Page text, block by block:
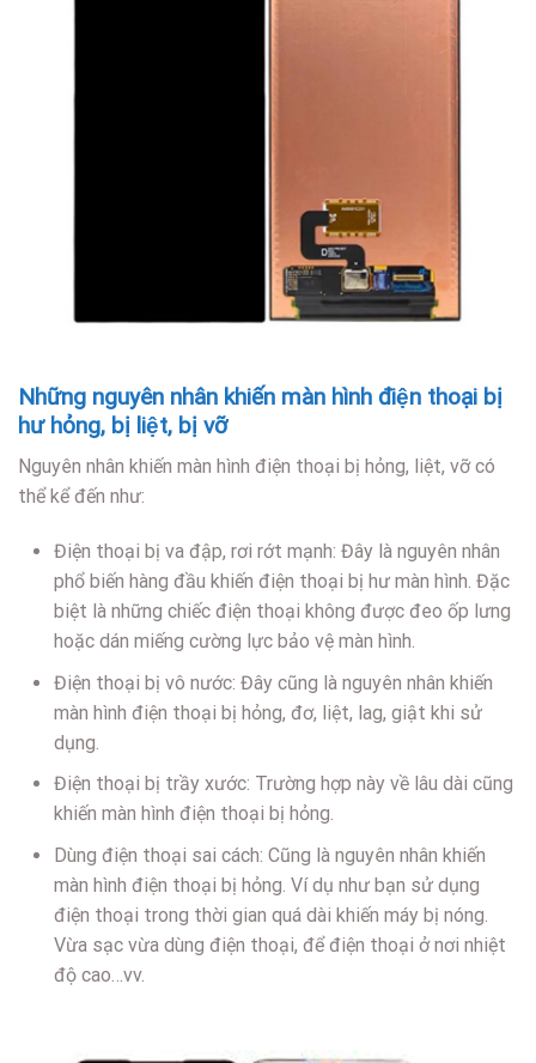
Những nguyên nhân khiến màn hình điện thoại bị
hư hỏng, bị liệt, bị vỡ
Nguyên nhân khiến màn hình điện thoại bị hỏng, liệt, vỡ có
thể kể đến như:
Điện thoại bị va đập, rơi rớt mạnh: Đây là nguyên nhân
phổ biến hàng đầu khiến điện thoại bị hư màn hình. Đặc
biệt là những chiếc điện thoại không được đeo ốp lưng
hoặc dán miếng cường lực bảo vệ màn hình.
Điện thoại bị vô nước: Đây cũng là nguyên nhân khiến
màn hình điện thoại bị hỏng, đơ, liệt, lag, giật khi sử
dụng.
Điện thoại bị trầy xước: Trường hợp này về lâu dài cũng
khiến màn hình điện thoại bị hỏng.
Dùng điện thoại sai cách: Cũng là nguyên nhân khiến
màn hình điện thoại bị hỏng. Ví dụ như bạn sử dụng
điện thoại trong thời gian quá dài khiến máy bị nóng.
Vừa sạc vừa dùng điện thoại, để điện thoại ở nơi nhiệt
độ cao…vv.